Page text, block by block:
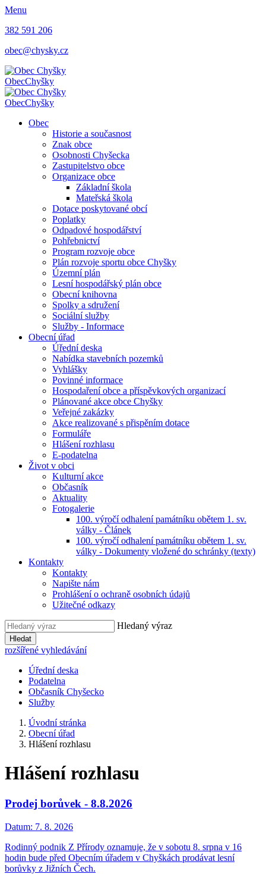
Menu
382 591 206
obec@chysky.cz
ObecChyšky
ObecChyšky
Obec
Historie a současnost
Znak obce
Osobnosti Chyšecka
Zastupitelstvo obce
Organizace obce
Základní škola
Mateřská škola
Dotace poskytované obcí
Poplatky
Odpadové hospodářství
Pohřebnictví
Program rozvoje obce
Plán rozvoje sportu obce Chyšky
Územní plán
Lesní hospodářský plán obce
Obecní knihovna
Spolky a sdružení
Sociální služby
Služby - Informace
Obecní úřad
Úřední deska
Nabídka stavebních pozemků
Vyhlášky
Povinné informace
Hospodaření obce a příspěvkových organizací
Plánované akce obce Chyšky
Veřejné zakázky
Akce realizované s přispěním dotace
Formuláře
Hlášení rozhlasu
E-podatelna
Život v obci
Kulturní akce
Občasník
Aktuality
Fotogalerie
100. výročí odhalení památníku obětem 1. sv.
války - Článek
100. výročí odhalení památníku obětem 1. sv.
války - Dokumenty vložené do schránky (texty)
Kontakty
Kontakty
Napište nám
Prohlášení o ochraně osobních údajů
Užitečné odkazy
Hledaný výraz
Hledat
rozšířené vyhledávání
Úřední deska
Podatelna
Občasník Chyšecko
Služby
Úvodní stránka
Obecní úřad
Hlášení rozhlasu
Hlášení rozhlasu
Prodej borůvek - 8.8.2026
Datum: 7. 8. 2026
Rodinný podnik Z Přírody oznamuje, že v sobotu 8. srpna v 16
hodin bude před Obecním úřadem v Chyškách prodávat lesní
borůvky z Jižních Čech.